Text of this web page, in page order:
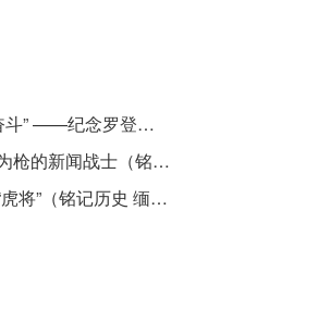
​ “始终要为无产阶级利益奋斗” ——纪念罗登贤同志诞辰120周年
李竹如：以笔为刃、以墨为枪的新闻战士（铭记历史 缅怀先烈·抗日英雄）
吴焜：威震日寇的新四军“虎将”（铭记历史 缅怀先烈·抗日英雄）